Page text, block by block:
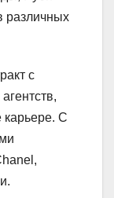
различных
с
карьере. С